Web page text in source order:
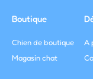
Boutique
Chien de boutique
Magasin chat
A